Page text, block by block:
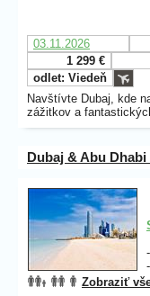
03.11.2026
1 299 €
odlet: Viedeň
Navštívte Dubaj, kde
zážitkov a
Dubaj & Abu
-
-
Zobraziť